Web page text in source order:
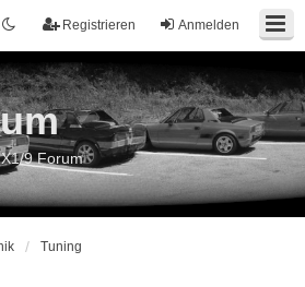
Anmelden
Registrieren
9 Forum
Tuning